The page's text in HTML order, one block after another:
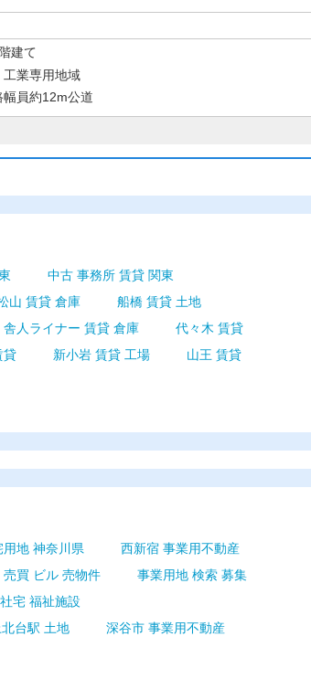
建て
工業専用地域
幅員約12m公道
中古 事務所 賃貸 関東
山 賃貸 倉庫
船橋 賃貸 土地
舎人ライナー 賃貸 倉庫
代々木 賃貸
貸 新小岩 賃貸 工場
山王 賃貸
用地 神奈川県
西新宿 事業用不動産
売買 ビル 売物件
事業用地 検索 募集
宅 福祉施設
北台駅 土地
深谷市 事業用不動産